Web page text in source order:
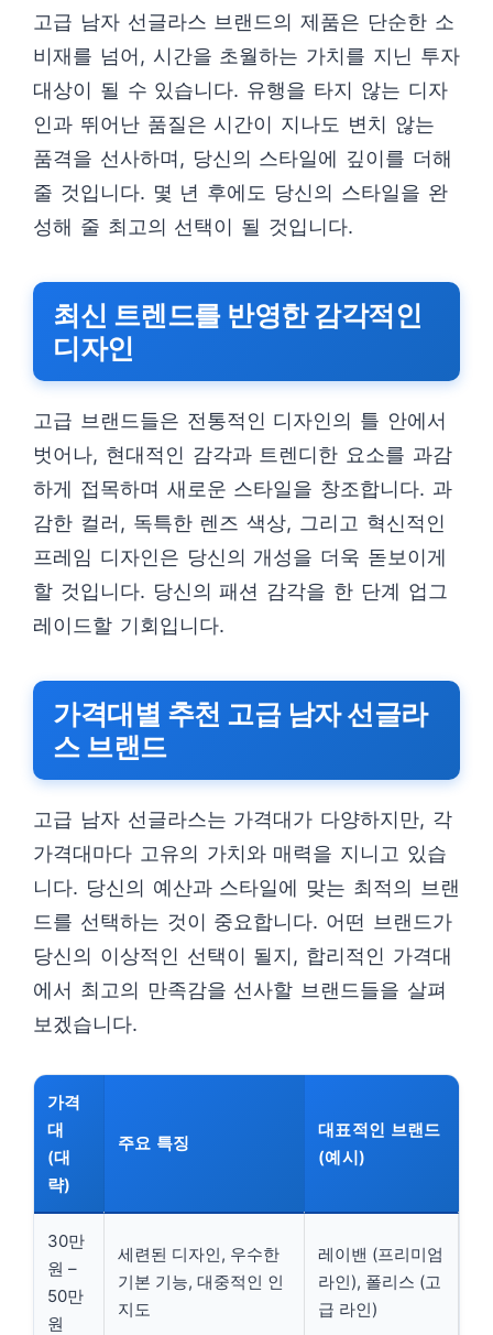
고급 남자 선글라스 브랜드의 제품은 단순한 소
비재를 넘어, 시간을 초월하는 가치를 지닌 투자
대상이 될 수 있습니다. 유행을 타지 않는 디자
인과 뛰어난 품질은 시간이 지나도 변치 않는
품격을 선사하며, 당신의 스타일에 깊이를 더해
줄 것입니다. 몇 년 후에도 당신의 스타일을 완
성해 줄 최고의 선택이 될 것입니다.
최신 트렌드를 반영한 감각적인
디자인
고급 브랜드들은 전통적인 디자인의 틀 안에서
벗어나, 현대적인 감각과 트렌디한 요소를 과감
하게 접목하며 새로운 스타일을 창조합니다. 과
감한 컬러, 독특한 렌즈 색상, 그리고 혁신적인
프레임 디자인은 당신의 개성을 더욱 돋보이게
할 것입니다. 당신의 패션 감각을 한 단계 업그
레이드할 기회입니다.
가격대별 추천 고급 남자 선글라
스 브랜드
고급 남자 선글라스는 가격대가 다양하지만, 각
가격대마다 고유의 가치와 매력을 지니고 있습
니다. 당신의 예산과 스타일에 맞는 최적의 브랜
드를 선택하는 것이 중요합니다. 어떤 브랜드가
당신의 이상적인 선택이 될지, 합리적인 가격대
에서 최고의 만족감을 선사할 브랜드들을 살펴
보겠습니다.
가격
대
(대
략)
주요 특징
대표적인 브랜드
(예시)
30만
원 –
50만
원
세련된 디자인, 우수한
기본 기능, 대중적인 인
지도
레이밴 (프리미엄
라인), 폴리스 (고
급 라인)